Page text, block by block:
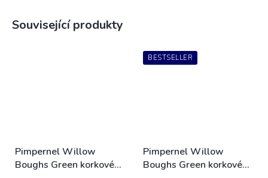
Související produkty
Pimpernel Willow
Boughs Green korkové
BESTSELLER
Pimpernel Willow
Boughs Green korkové